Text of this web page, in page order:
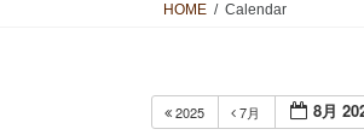
HOME Calendar
2025 7月 8月